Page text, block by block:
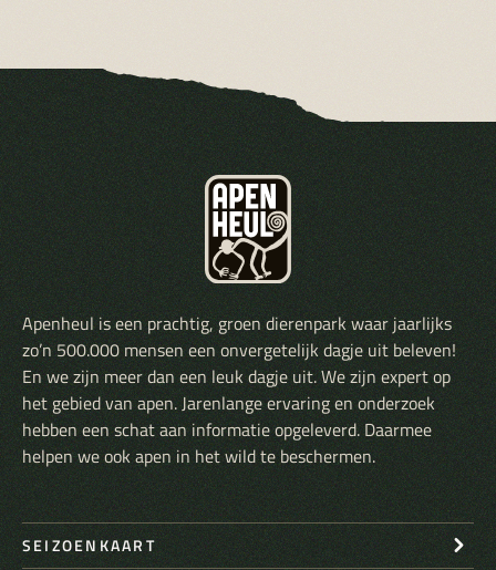
Apenheul is een prachtig, groen dierenpark waar jaarlijks
zo’n 500.000 mensen een onvergetelijk dagje uit beleven!
En we zijn meer dan een leuk dagje uit. We zijn expert op
het gebied van apen. Jarenlange ervaring en onderzoek
hebben een schat aan informatie opgeleverd. Daarmee
helpen we ook apen in het wild te beschermen.
SEIZOENKAART